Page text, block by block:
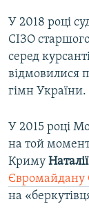
У 2018 році
СІЗО
серед
відмовилися
гімн України.
У 2015 році
на той момент
Криму Наталії
Євромайдану
на